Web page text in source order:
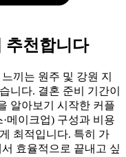
추천합니다
끼는 원주 및 강원 지
니다. 결혼 준비 기간이
알아보기 시작한 커플
메이크업) 구성과 비용
최적입니다. 특히 가
효율적으로 끝내고 싶